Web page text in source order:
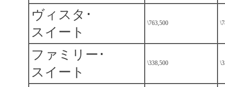
ヴィスタ･
スイート
\763,500
ファミリー･
スイート
\338,500